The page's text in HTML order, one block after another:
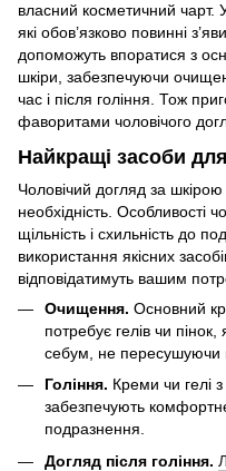
власний косметичний чарт.
які обов’язково повинні
допоможуть впоратися з
шкіри, забезпечуючи
час і після гоління. Тож
фаворитами чоловічого
Найкращі засоби
Чоловічий догляд за
необхідність. Особливості
щільність і схильність до
використання якісних
відповідатимуть вашим
Очищення. Основний
потребує гелів чи
себум, не пересушуючи
Гоління. Креми чи гелі
забезпечують
подразнення.
Догляд після гоління.